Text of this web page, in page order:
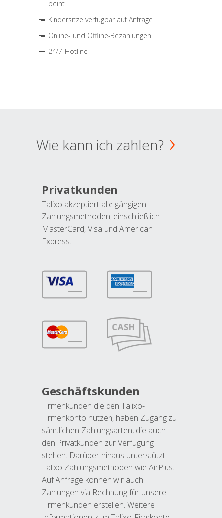
point
Kindersitze verfügbar auf Anfrage
Online- und Offline-Bezahlungen
24/7-Hotline
Wie kann ich zahlen?
Privatkunden
Talixo akzeptiert alle gängigen
Zahlungsmethoden, einschließlich
MasterCard, Visa und American
Express.
Geschäftskunden
Firmenkunden die den Talixo-
Firmenkonto nutzen, haben Zugang zu
sämtlichen Zahlungsarten, die auch
den Privatkunden zur Verfügung
stehen. Darüber hinaus unterstützt
Talixo Zahlungsmethoden wie AirPlus.
Auf Anfrage können wir auch
Zahlungen via Rechnung für unsere
Firmenkunden erstellen. Weitere